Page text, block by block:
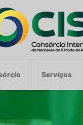
Serviços